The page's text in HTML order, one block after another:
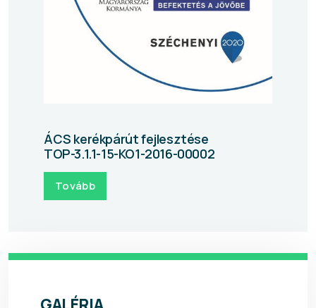
ÁCS kerékpárút fejlesztése
TOP-3.1.1-15-KO1-2016-00002
Tovább